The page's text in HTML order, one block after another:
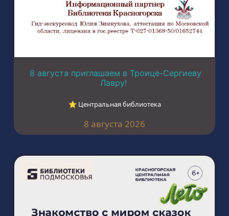
8 августа приглашаем в Троице-Сергиеву
Лавру!
⭐︎ Центральная библиотека
8 августа 2026